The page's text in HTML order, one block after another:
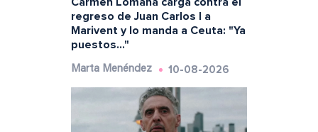
regreso de Juan Carlos I a
Marivent y lo manda a Ceuta: "Ya
puestos..."
Marta Menéndez 10-08-2026